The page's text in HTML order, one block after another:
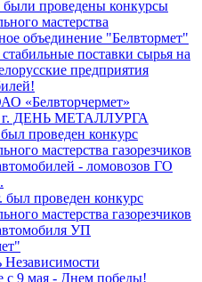
были проведены конкурсы
мастерства
объединение "Белвтормет"
стабильные поставки сырья на
предприятия
«Белвторчермет»
г. ДЕНЬ МЕТАЛЛУРГА
проведен конкурс
мастерства газорезчиков
- ломовозов ГО
был проведен конкурс
мастерства газорезчиков
УП
с 9 мая - Днем победы!